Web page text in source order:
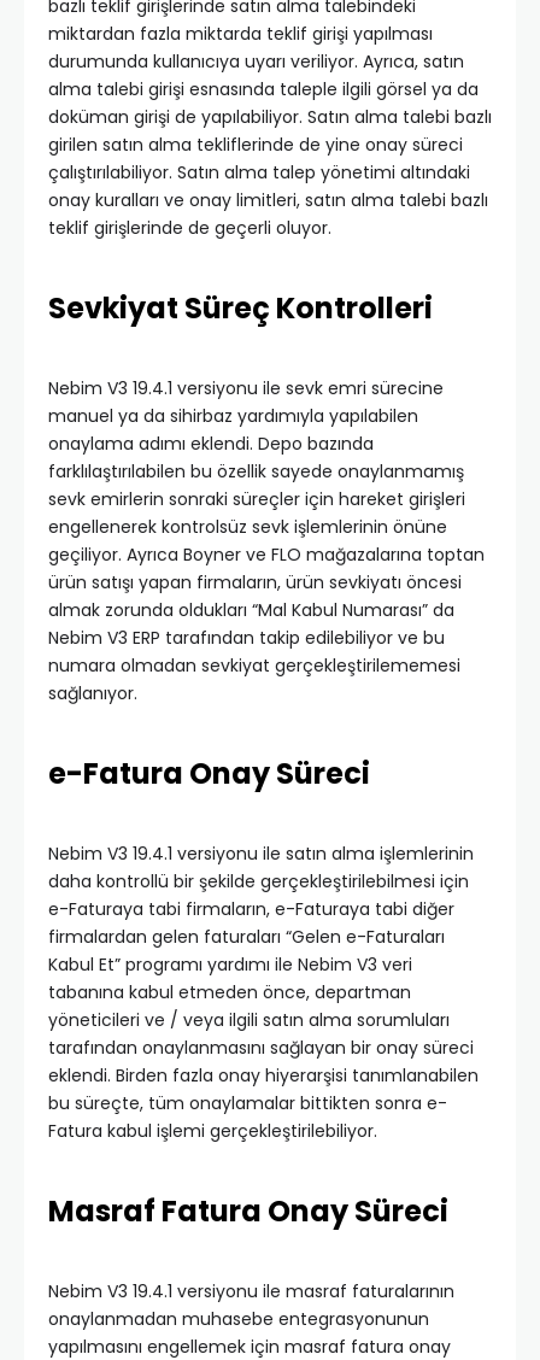
bazlı teklif girişlerinde satın alma talebindeki
miktardan fazla miktarda teklif girişi yapılması
durumunda kullanıcıya uyarı veriliyor. Ayrıca, satın
alma talebi girişi esnasında taleple ilgili görsel ya da
doküman girişi de yapılabiliyor. Satın alma talebi bazlı
girilen satın alma tekliflerinde de yine onay süreci
çalıştırılabiliyor. Satın alma talep yönetimi altındaki
onay kuralları ve onay limitleri, satın alma talebi bazlı
teklif girişlerinde de geçerli oluyor.
Sevkiyat Süreç Kontrolleri
Nebim V3 19.4.1 versiyonu ile sevk emri sürecine
manuel ya da sihirbaz yardımıyla yapılabilen
onaylama adımı eklendi. Depo bazında
farklılaştırılabilen bu özellik sayede onaylanmamış
sevk emirlerin sonraki süreçler için hareket girişleri
engellenerek kontrolsüz sevk işlemlerinin önüne
geçiliyor. Ayrıca Boyner ve FLO mağazalarına toptan
ürün satışı yapan firmaların, ürün sevkiyatı öncesi
almak zorunda oldukları “Mal Kabul Numarası” da
Nebim V3 ERP tarafından takip edilebiliyor ve bu
numara olmadan sevkiyat gerçekleştirilememesi
sağlanıyor.
e-Fatura Onay Süreci
Nebim V3 19.4.1 versiyonu ile satın alma işlemlerinin
daha kontrollü bir şekilde gerçekleştirilebilmesi için
e-Faturaya tabi firmaların, e-Faturaya tabi diğer
firmalardan gelen faturaları “Gelen e-Faturaları
Kabul Et” programı yardımı ile Nebim V3 veri
tabanına kabul etmeden önce, departman
yöneticileri ve / veya ilgili satın alma sorumluları
tarafından onaylanmasını sağlayan bir onay süreci
eklendi. Birden fazla onay hiyerarşisi tanımlanabilen
bu süreçte, tüm onaylamalar bittikten sonra e-
Fatura kabul işlemi gerçekleştirilebiliyor.
Masraf Fatura Onay Süreci
Nebim V3 19.4.1 versiyonu ile masraf faturalarının
onaylanmadan muhasebe entegrasyonunun
yapılmasını engellemek için masraf fatura onay